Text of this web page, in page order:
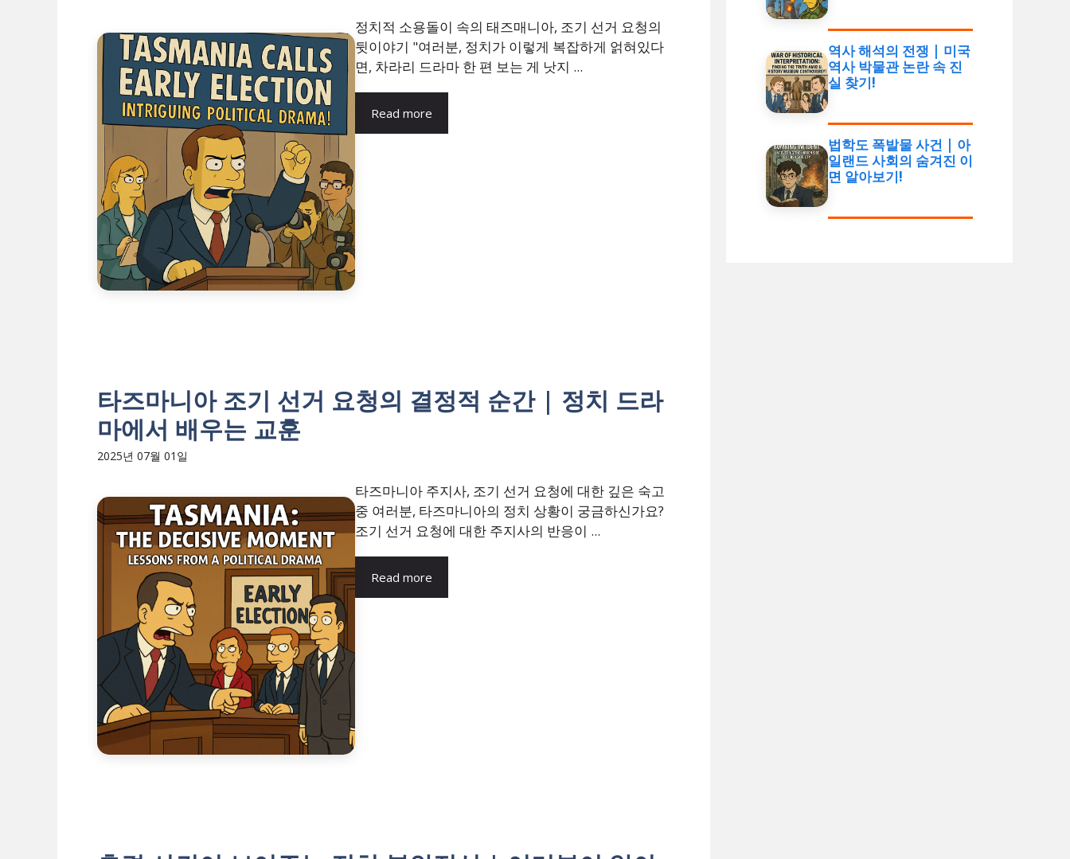
정치적 소용돌이 속의 태즈매니아, 조기 선거 요청의
뒷이야기 "여러분, 정치가 이렇게 복잡하게 얽혀있다
면, 차라리 드라마 한 편 보는 게 낫지 ...
Read more
타즈마니아 조기 선거 요청의 결정적 순간 | 정치 드라
마에서 배우는 교훈
2025년 07월 01일
타즈마니아 주지사, 조기 선거 요청에 대한 깊은 숙고
중 여러분, 타즈마니아의 정치 상황이 궁금하신가요?
조기 선거 요청에 대한 주지사의 반응이 ...
Read more
역사 해석의 전쟁 | 미국
역사 박물관 논란 속 진
실 찾기!
법학도 폭발물 사건 | 아
일랜드 사회의 숨겨진 이
면 알아보기!